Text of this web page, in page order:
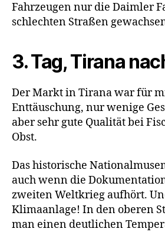
Fahrzeugen nur die Daimler
schlechten Straßen
3. Tag, Tirana
Der Markt in Tirana war für
Enttäuschung, nur wenige
aber sehr gute Qualität bei
Obst.
Das historische
auch wenn die
zweiten Weltkrieg aufhört.
Klimaanlage! In den oberen
man einen deutlichen